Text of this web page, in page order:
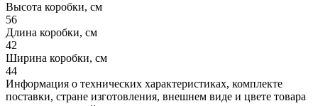
Высота коробки, см
56
Длина коробки, см
42
Ширина коробки, см
44
Информация о технических характеристиках, комплекте
поставки, стране изготовления, внешнем виде и цвете товара